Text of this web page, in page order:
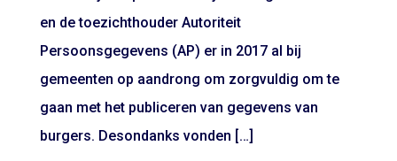
en de toezichthouder Autoriteit
Persoonsgegevens (AP) er in 2017 al bij
gemeenten op aandrong om zorgvuldig om te
gaan met het publiceren van gegevens van
burgers. Desondanks vonden […]